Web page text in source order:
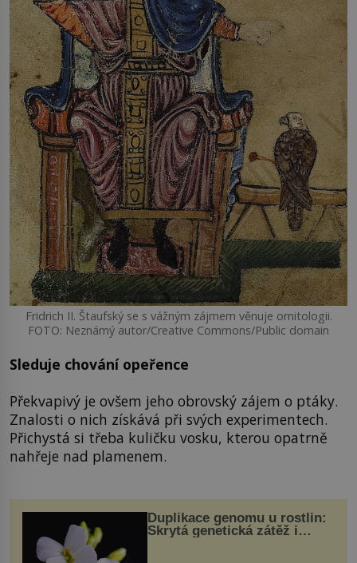
Fridrich II. Štaufský se s vážným zájmem věnuje ornitologii.
FOTO: Neznámý autor/Creative Commons/Public domain
Sleduje chování opeřence
Překvapivý je ovšem jeho obrovský zájem o ptáky.
Znalosti o nich získává při svých experimentech.
Přichystá si třeba kuličku vosku, kterou opatrně
nahřeje nad plamenem.
Duplikace genomu u rostlin:
Skrytá genetická zátěž i